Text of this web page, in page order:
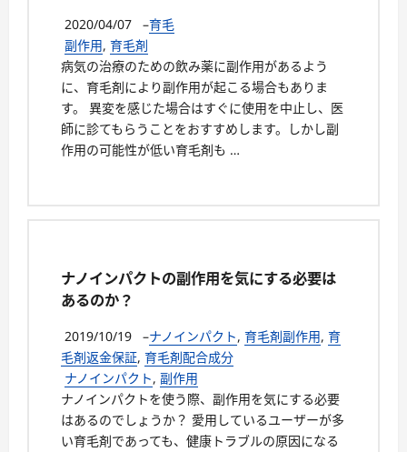
2020/04/07 –育毛
副作用, 育毛剤
病気の治療のための飲み薬に副作用があるよう
に、育毛剤により副作用が起こる場合もありま
す。 異変を感じた場合はすぐに使用を中止し、医
師に診てもらうことをおすすめします。しかし副
作用の可能性が低い育毛剤も …
ナノインパクトの副作用を気にする必要は
あるのか？
2019/10/19 –ナノインパクト, 育毛剤副作用, 育
毛剤返金保証, 育毛剤配合成分
ナノインパクト, 副作用
ナノインパクトを使う際、副作用を気にする必要
はあるのでしょうか？ 愛用しているユーザーが多
い育毛剤であっても、健康トラブルの原因になる